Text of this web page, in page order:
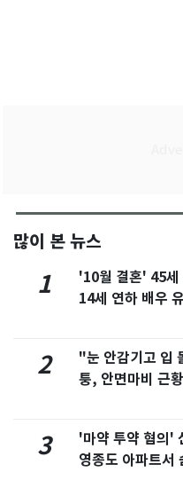
많이 본 뉴스
1
'10월 결혼' 45
14세 연하 배우
2
"눈 안감기고
퉁, 안면마비 근
3
'마약 투약 혐의'
영종도 아파트서